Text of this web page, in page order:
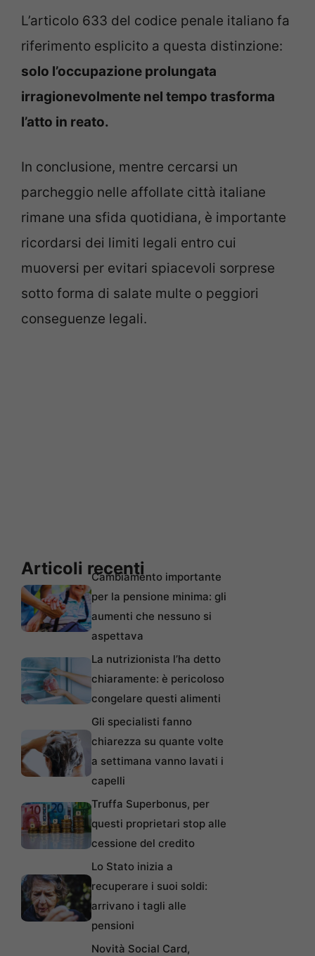
L’articolo 633 del codice penale italiano fa
riferimento esplicito a questa distinzione:
solo l’occupazione prolungata
irragionevolmente nel tempo trasforma
l’atto in reato.
In conclusione, mentre cercarsi un
parcheggio nelle affollate città italiane
rimane una sfida quotidiana, è importante
ricordarsi dei limiti legali entro cui
muoversi per evitari spiacevoli sorprese
sotto forma di salate multe o peggiori
conseguenze legali.
Articoli recentiCambiamento importante
per la pensione minima: gli
aumenti che nessuno si
aspettava
La nutrizionista l’ha detto
chiaramente: è pericoloso
congelare questi alimenti
Gli specialisti fanno
chiarezza su quante volte
a settimana vanno lavati i
capelli
Truffa Superbonus, per
questi proprietari stop alle
cessione del credito
Lo Stato inizia a
recuperare i suoi soldi:
arrivano i tagli alle
pensioni
Novità Social Card,